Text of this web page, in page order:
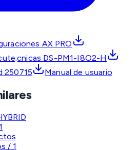
AX PRO
DS-PM1-I8O2-H
250715
Manual de usuario